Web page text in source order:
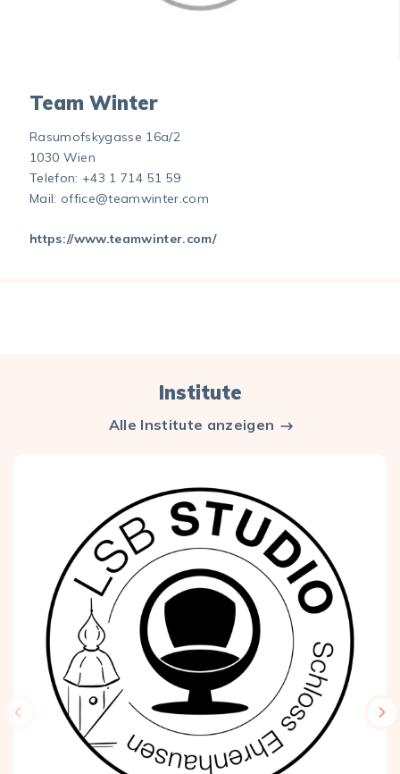
Team Winter
Rasumofskygasse 16a/2
1030 Wien
Telefon: +43 1 714 51 59
Mail: office@teamwinter.com
https://www.teamwinter.com/
Institute
Alle Institute anzeigen